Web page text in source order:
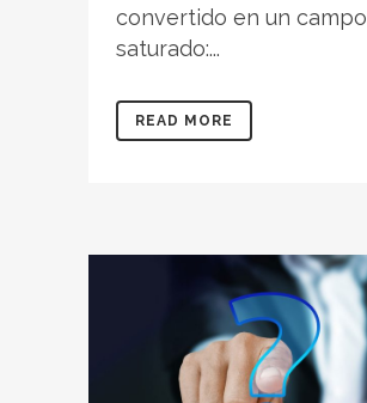
convertido en un campo
saturado:...
READ MORE